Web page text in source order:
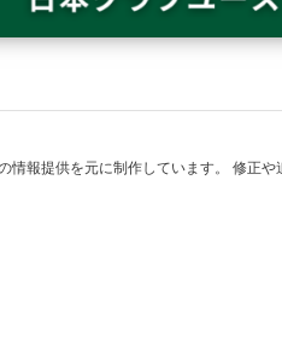
情報提供を元に制作しています。 修正